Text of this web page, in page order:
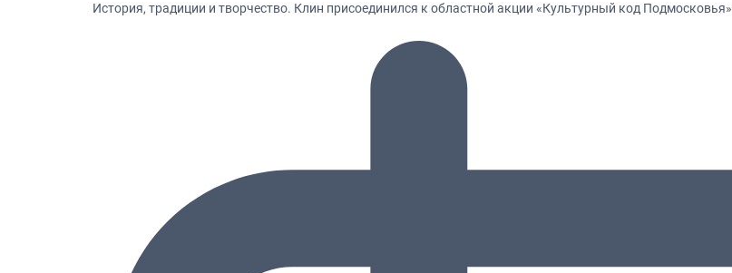
История, традиции и творчество. Клин присоединился к областной акции «Культурный код Подмосковья»